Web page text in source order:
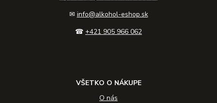
✉ info@alkohol-eshop.sk
☎ +421 905 966 062
VŠETKO O NÁKUPE
O nás